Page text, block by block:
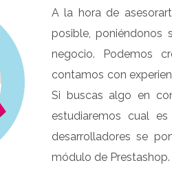
A la hora de
posible,
negocio. Podemos
contamos con
Si buscas algo en
estudiaremos cual
desarrolladores se
módulo de Prestashop.